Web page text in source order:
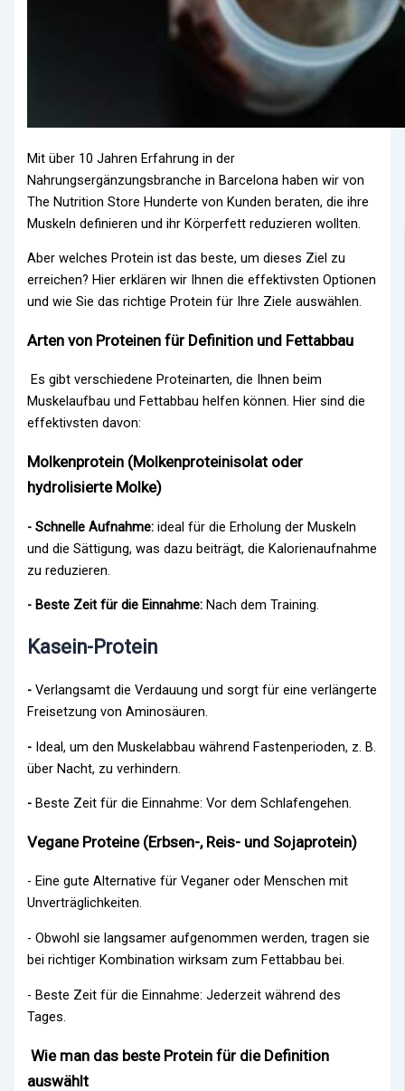
Mit über 10 Jahren Erfahrung in der
Nahrungsergänzungsbranche in Barcelona haben wir von
The Nutrition Store Hunderte von Kunden beraten, die ihre
Muskeln definieren und ihr Körperfett reduzieren wollten.
Aber welches Protein ist das beste, um dieses Ziel zu
erreichen? Hier erklären wir Ihnen die effektivsten Optionen
und wie Sie das richtige Protein für Ihre Ziele auswählen.
Arten von Proteinen für Definition und Fettabbau
Es gibt verschiedene Proteinarten, die Ihnen beim
Muskelaufbau und Fettabbau helfen können. Hier sind die
effektivsten davon:
Molkenprotein (Molkenproteinisolat oder
hydrolisierte Molke)
- Schnelle Aufnahme:ideal für die Erholung der Muskeln
und die Sättigung, was dazu beiträgt, die Kalorienaufnahme
zu reduzieren.
- Beste Zeit für die Einnahme:Nach dem Training.
Kasein-Protein
-Verlangsamt die Verdauung und sorgt für eine verlängerte
Freisetzung von Aminosäuren.
- Ideal, um den Muskelabbau während Fastenperioden, z. B.
über Nacht, zu verhindern.
- Beste Zeit für die Einnahme: Vor dem Schlafengehen.
Vegane Proteine (Erbsen-, Reis- und Sojaprotein)
- Eine gute Alternative für Veganer oder Menschen mit
Unverträglichkeiten.
- Obwohl sie langsamer aufgenommen werden, tragen sie
bei richtiger Kombination wirksam zum Fettabbau bei.
- Beste Zeit für die Einnahme: Jederzeit während des
Tages.
Wie man das beste Protein für die Definition
auswählt